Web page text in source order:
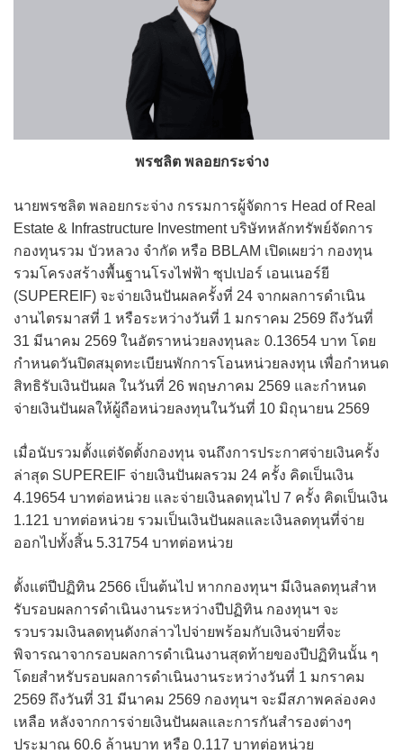
พรชลิต พลอยกระจ่าง
นายพรชลิต พลอยกระจ่าง กรรมการผู้จัดการ Head of Real
Estate & Infrastructure Investment บริษัทหลักทรัพย์จัดการ
กองทุนรวม บัวหลวง จำกัด หรือ BBLAM เปิดเผยว่า กองทุน
รวมโครงสร้างพื้นฐานโรงไฟฟ้า ซุปเปอร์ เอนเนอร์ยี
(SUPEREIF) จะจ่ายเงินปันผลครั้งที่ 24 จากผลการดำเนิน
งานไตรมาสที่ 1 หรือระหว่างวันที่ 1 มกราคม 2569 ถึงวันที่
31 มีนาคม 2569 ในอัตราหน่วยลงทุนละ 0.13654 บาท โดย
กำหนดวันปิดสมุดทะเบียนพักการโอนหน่วยลงทุน เพื่อกำหนด
สิทธิรับเงินปันผล ในวันที่ 26 พฤษภาคม 2569 และกำหนด
จ่ายเงินปันผลให้ผู้ถือหน่วยลงทุนในวันที่ 10 มิถุนายน 2569
เมื่อนับรวมตั้งแต่จัดตั้งกองทุน จนถึงการประกาศจ่ายเงินครั้ง
ล่าสุด SUPEREIF จ่ายเงินปันผลรวม 24 ครั้ง คิดเป็นเงิน
4.19654 บาทต่อหน่วย และจ่ายเงินลดทุนไป 7 ครั้ง คิดเป็นเงิน
1.121 บาทต่อหน่วย รวมเป็นเงินปันผลและเงินลดทุนที่จ่าย
ออกไปทั้งสิ้น 5.31754 บาทต่อหน่วย
ตั้งแต่ปีปฏิทิน 2566 เป็นต้นไป หากกองทุนฯ มีเงินลดทุนสําห
รับรอบผลการดำเนินงานระหว่างปีปฏิทิน กองทุนฯ จะ
รวบรวมเงินลดทุนดังกล่าวไปจ่ายพร้อมกับเงินจ่ายที่จะ
พิจารณาจากรอบผลการดำเนินงานสุดท้ายของปีปฏิทินนั้น ๆ
โดยสําหรับรอบผลการดำเนินงานระหว่างวันที่ 1 มกราคม
2569 ถึงวันที่ 31 มีนาคม 2569 กองทุนฯ จะมีสภาพคล่องคง
เหลือ หลังจากการจ่ายเงินปันผลและการกันสํารองต่างๆ
ประมาณ 60.6 ล้านบาท หรือ 0.117 บาทต่อหน่วย